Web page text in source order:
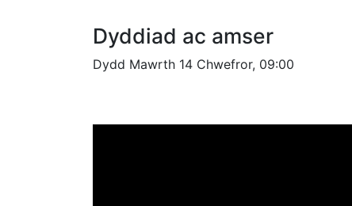
Dyddiad ac amser
Dydd Mawrth 14 Chwefror, 09:00